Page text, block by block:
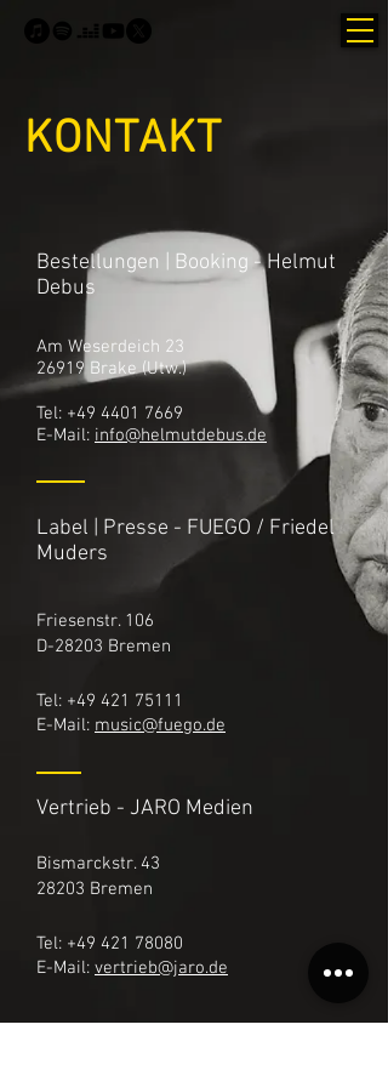
KONTAKT
Bestellungen Booking - Helmut
Debus
Am Weserdeich 23
26919 Brake (Utw.)
Tel: +49 4401 7669
E-Mail: info@helmutdebus.de
Label
Presse - FUEGO / Friedel
Muders
Friesenstr. 106
D-28203 Bremen
Tel: +49 421 75111
E-Mail: music@fuego.de
Vertrieb - JARO Medien
Bismarckstr. 43
28203 Bremen
Tel: +49 421 78080
E-Mail: vertrieb@jaro.de